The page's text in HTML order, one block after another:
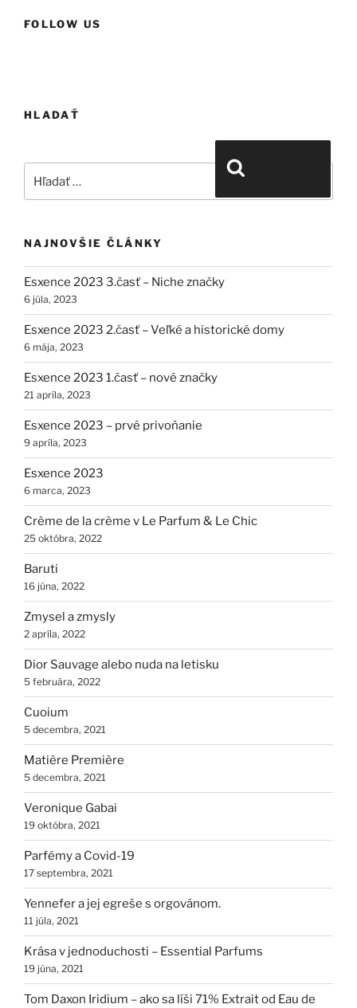
č
k
FOLLOW US
HLADAŤ
NAJNOVŠIE ČLÁNKY
Esxence 2023 3.časť – Niche značky
6 júla, 2023
Esxence 2023 2.časť – Veľké a historické domy
6 mája, 2023
Esxence 2023 1.časť – nové značky
21 apríla, 2023
Esxence 2023 – prvé privoňanie
9 apríla, 2023
Esxence 2023
6 marca, 2023
Crème de la crème v Le Parfum & Le Chic
25 októbra, 2022
Baruti
16 júna, 2022
Zmysel a zmysly
2 apríla, 2022
Dior Sauvage alebo nuda na letisku
5 februára, 2022
Cuoium
5 decembra, 2021
Matière Première
5 decembra, 2021
Veronique Gabai
19 októbra, 2021
Parfémy a Covid-19
17 septembra, 2021
Yennefer a jej egreše s orgovánom.
11 júla, 2021
Krása v jednoduchosti – Essential Parfums
19 júna, 2021
Tom Daxon Iridium – ako sa líši 71% Extrait od Eau de